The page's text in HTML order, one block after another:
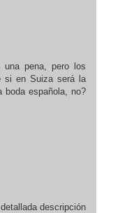
pena, pero los
si en Suiza será la
española, no?
descripción